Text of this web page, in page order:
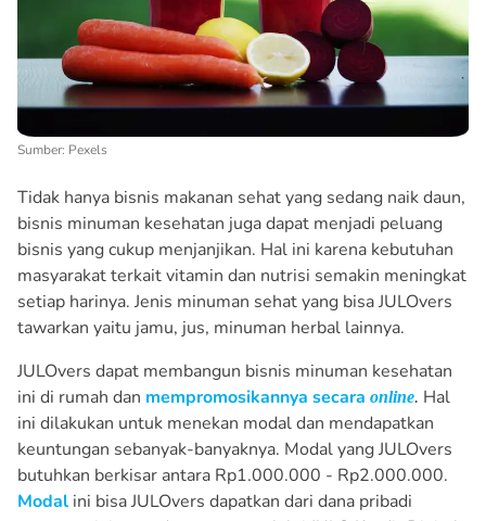
Sumber: Pexels
Tidak hanya bisnis makanan sehat yang sedang naik daun,
bisnis minuman kesehatan juga dapat menjadi peluang
bisnis yang cukup menjanjikan. Hal ini karena kebutuhan
masyarakat terkait vitamin dan nutrisi semakin meningkat
setiap harinya. Jenis minuman sehat yang bisa JULOvers
tawarkan yaitu jamu, jus, minuman herbal lainnya.
JULOvers dapat membangun bisnis minuman kesehatan
ini di rumah dan mempromosikannya secara online. Hal
ini dilakukan untuk menekan modal dan mendapatkan
keuntungan sebanyak-banyaknya. Modal yang JULOvers
butuhkan berkisar antara Rp1.000.000 - Rp2.000.000.
Modal ini bisa JULOvers dapatkan dari dana pribadi